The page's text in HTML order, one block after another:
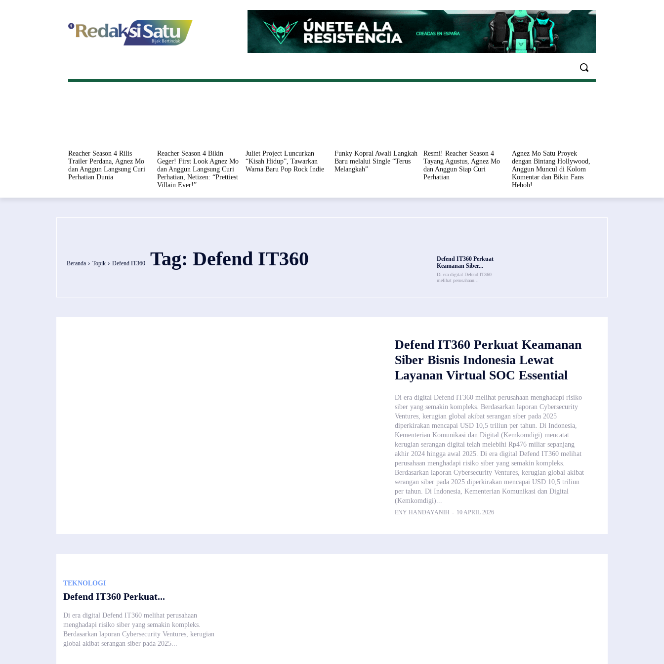
INFO SEHAT
Reacher Season 4 Rilis
Trailer Perdana, Agnez Mo
dan Anggun Langsung Curi
Perhatian Dunia
Reacher Season 4 Bikin
Geger! First Look Agnez Mo
dan Anggun Langsung Curi
Perhatian, Netizen: “Prettiest
Villain Ever!”
Juliet Project Luncurkan
“Kisah Hidup”, Tawarkan
Warna Baru Pop Rock Indie
Funky Kopral Awali Langkah
Baru melalui Single “Terus
Melangkah”
Resmi! Reacher Season 4
Tayang Agustus, Agnez Mo
dan Anggun Siap Curi
Perhatian
Agnez Mo Satu Proyek
dengan Bintang Hollywood,
Anggun Muncul di Kolom
Komentar dan Bikin Fans
Heboh!
Beranda Topik Defend IT360 Tag: Defend IT360
Defend IT360 Perkuat
Keamanan Siber...
Di era digital Defend IT360
melihat perusahaan...
Defend IT360 Perkuat Keamanan
Siber Bisnis Indonesia Lewat
Layanan Virtual SOC Essential
Di era digital Defend IT360 melihat perusahaan menghadapi risiko
siber yang semakin kompleks. Berdasarkan laporan Cybersecurity
Ventures, kerugian global akibat serangan siber pada 2025
diperkirakan mencapai USD 10,5 triliun per tahun. Di Indonesia,
Kementerian Komunikasi dan Digital (Kemkomdigi) mencatat
kerugian serangan digital telah melebihi Rp476 miliar sepanjang
akhir 2024 hingga awal 2025. Di era digital Defend IT360 melihat
perusahaan menghadapi risiko siber yang semakin kompleks.
Berdasarkan laporan Cybersecurity Ventures, kerugian global akibat
serangan siber pada 2025 diperkirakan mencapai USD 10,5 triliun
per tahun. Di Indonesia, Kementerian Komunikasi dan Digital
(Kemkomdigi)...
ENY HANDAYANIH - 10 APRIL 2026
TEKNOLOGI
Defend IT360 Perkuat...
Di era digital Defend IT360 melihat perusahaan
menghadapi risiko siber yang semakin kompleks.
Berdasarkan laporan Cybersecurity Ventures, kerugian
global akibat serangan siber pada 2025...